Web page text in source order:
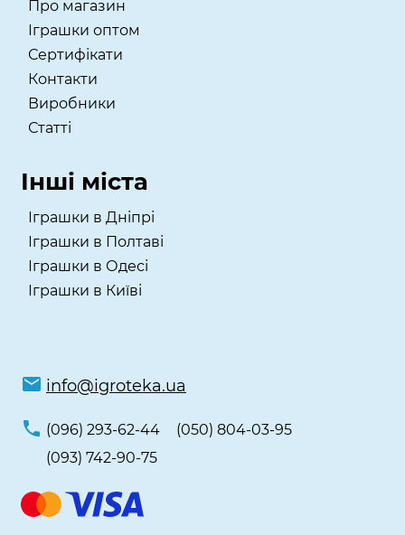
Про магазин
Іграшки оптом
Сертифікати
Контакти
Виробники
Статті
Інші міста
Іграшки в Дніпрі
Іграшки в Полтаві
Іграшки в Одесі
Іграшки в Київі
info@igroteka.ua
(096) 293-62-44
(050) 804-03-95
(093) 742-90-75